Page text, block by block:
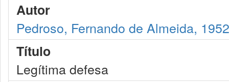
Autor
Pedroso, Fernando de Almeida, 1952
Título
Legítima defesa